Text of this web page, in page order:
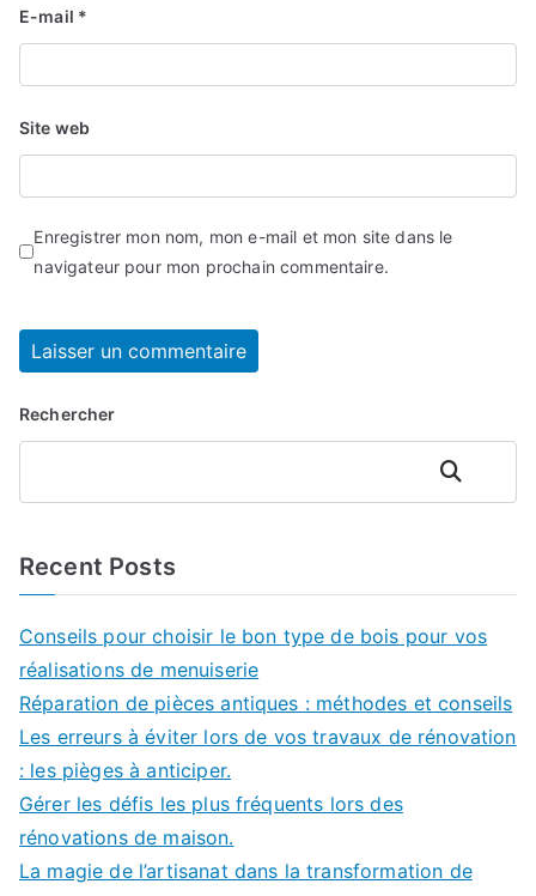
E-mail *
Site web
Enregistrer mon nom, mon e-mail et mon site dans le
navigateur pour mon prochain commentaire.
Rechercher
Rechercher
Recent Posts
Conseils pour choisir le bon type de bois pour vos
réalisations de menuiserie
Réparation de pièces antiques : méthodes et conseils
Les erreurs à éviter lors de vos travaux de rénovation
: les pièges à anticiper.
Gérer les défis les plus fréquents lors des
rénovations de maison.
La magie de l’artisanat dans la transformation de